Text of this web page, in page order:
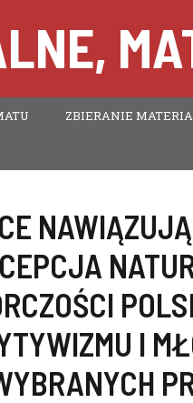
ZBIERANIE
I